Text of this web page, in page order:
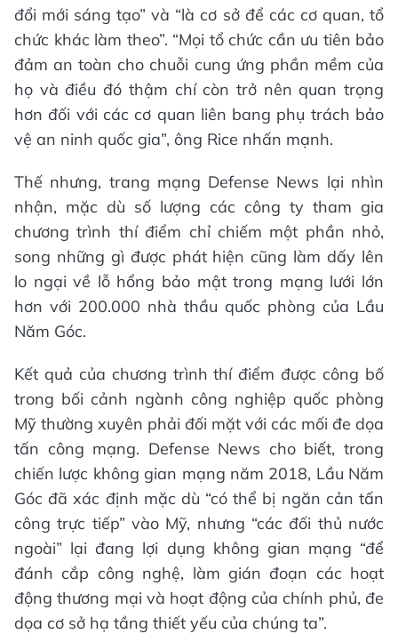
đổi mới sáng tạo” và “là cơ sở để các cơ quan, tổ
chức khác làm theo”. “Mọi tổ chức cần ưu tiên bảo
đảm an toàn cho chuỗi cung ứng phần mềm của
họ và điều đó thậm chí còn trở nên quan trọng
hơn đối với các cơ quan liên bang phụ trách bảo
vệ an ninh quốc gia”, ông Rice nhấn mạnh.
Thế nhưng, trang mạng Defense News lại nhìn
nhận, mặc dù số lượng các công ty tham gia
chương trình thí điểm chỉ chiếm một phần nhỏ,
song những gì được phát hiện cũng làm dấy lên
lo ngại về lỗ hổng bảo mật trong mạng lưới lớn
hơn với 200.000 nhà thầu quốc phòng của Lầu
Năm Góc.
Kết quả của chương trình thí điểm được công bố
trong bối cảnh ngành công nghiệp quốc phòng
Mỹ thường xuyên phải đối mặt với các mối đe dọa
tấn công mạng. Defense News cho biết, trong
chiến lược không gian mạng năm 2018, Lầu Năm
Góc đã xác định mặc dù “có thể bị ngăn cản tấn
công trực tiếp” vào Mỹ, nhưng “các đối thủ nước
ngoài” lại đang lợi dụng không gian mạng “để
đánh cắp công nghệ, làm gián đoạn các hoạt
động thương mại và hoạt động của chính phủ, đe
dọa cơ sở hạ tầng thiết yếu của chúng ta”.